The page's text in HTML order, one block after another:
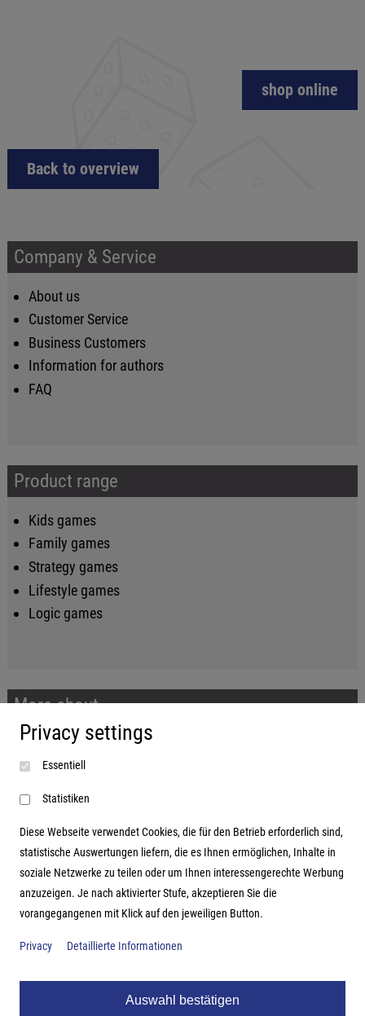
shop online
Back to overview
Company & Service
About us
Customer Service
Business Customers
Information for authors
FAQ
Product range
Kids games
Family games
Strategy games
Lifestyle games
Logic games
More about...
Imprint
Terms and conditions
Data protection
Address
Hutter Trade GmbH + Co KG
Bgm.-Landmann-Platz 1-5
Privacy settings
Essentiell
Statistiken
Diese Webseite verwendet Cookies, die für den Betrieb erforderlich sind,
statistische Auswertungen liefern, die es Ihnen ermöglichen, Inhalte in
soziale Netzwerke zu teilen oder um Ihnen interessengerechte Werbung
anzuzeigen. Je nach aktivierter Stufe, akzeptieren Sie die
vorangegangenen mit Klick auf den jeweiligen Button.
Privacy Detaillierte Informationen
Auswahl bestätigen